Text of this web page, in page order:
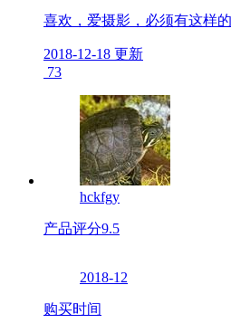
喜欢，爱摄影，必须有这样
2018-12-18 更新
73
hckfgy
产品评分9.5
2018-12
购买时间